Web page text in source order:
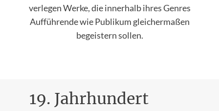
verlegen Werke, die innerhalb ihres Genres
Aufführende wie Publikum gleichermaßen
begeistern sollen.
19. Jahrhundert